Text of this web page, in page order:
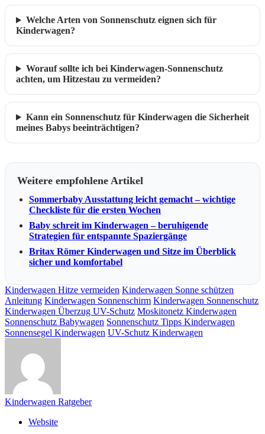
Welche Arten von Sonnenschutz eignen sich für
Kinderwagen?
Worauf sollte ich bei Kinderwagen-Sonnenschutz
achten, um Hitzestau zu vermeiden?
Kann ein Sonnenschutz für Kinderwagen die Sicherheit
meines Babys beeinträchtigen?
Weitere empfohlene Artikel
Sommerbaby Ausstattung leicht gemacht – wichtige
Checkliste für die ersten Wochen
Baby schreit im Kinderwagen – beruhigende
Strategien für entspannte Spaziergänge
Britax Römer Kinderwagen und Sitze im Überblick
sicher und komfortabel
Kinderwagen Hitze vermeiden Kinderwagen Sonne schützen
Anleitung Kinderwagen Sonnenschirm Kinderwagen Sonnenschutz
Kinderwagen Überzug UV-Schutz Moskitonetz Kinderwagen
Sonnenschutz Babywagen Sonnenschutz Tipps Kinderwagen
Sonnensegel Kinderwagen UV-Schutz Kinderwagen
Kinderwagen Ratgeber
Website